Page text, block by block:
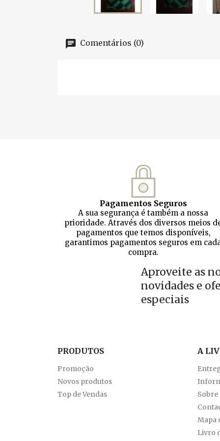
Comentários (0)
Pagamentos Seguros
A sua segurança é também a nossa
prioridade. Através dos diversos meios
pagamentos que temos disponíveis,
garantimos pagamentos seguros em
compra.
Aproveite as
novidades e
especiais
PRODUTOS
Promoção
Novos produtos
Top de Vendas
A
Sobre
Mapa
Livro